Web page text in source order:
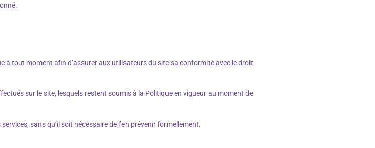
à tout moment afin d’assurer aux utilisateurs du site sa conformité avec le droit
sur le site, lesquels restent soumis à la Politique en vigueur au moment de
sans qu’il soit nécessaire de l’en prévenir formellement.